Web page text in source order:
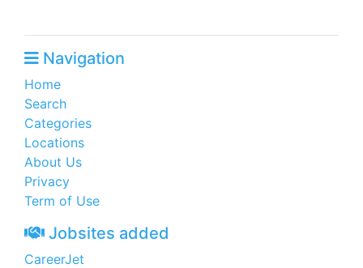
Navigation
Home
Search
Categories
Locations
About Us
Privacy
Term of Use
Jobsites added
CareerJet